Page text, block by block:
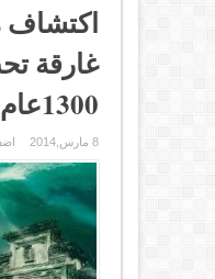
اكتشاف
غارقة
1300عام
8 مارس,2014